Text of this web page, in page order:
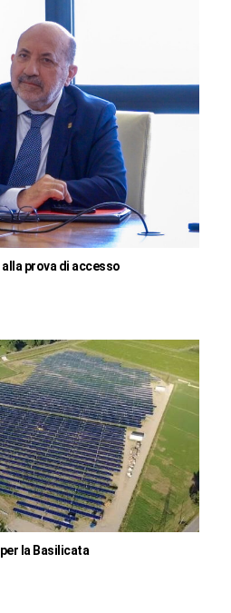
prova di accesso
la Basilicata